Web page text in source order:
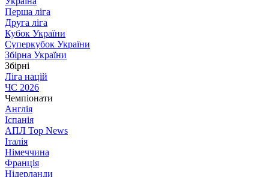
Перша ліга
Друга ліга
Кубок України
Суперкубок України
Збірна України
Збірні
Ліга націй
ЧС 2026
Чемпіонати
Англія
Іспанія
АПЛ Top News
Італія
Німеччина
Франція
Нідерланди